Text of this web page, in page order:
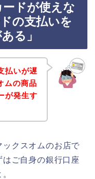
ドが使えな
の支払いを
る」
払いが遅
ムの商品
が発生す
クスオムのお店で
ご自身の銀行口座